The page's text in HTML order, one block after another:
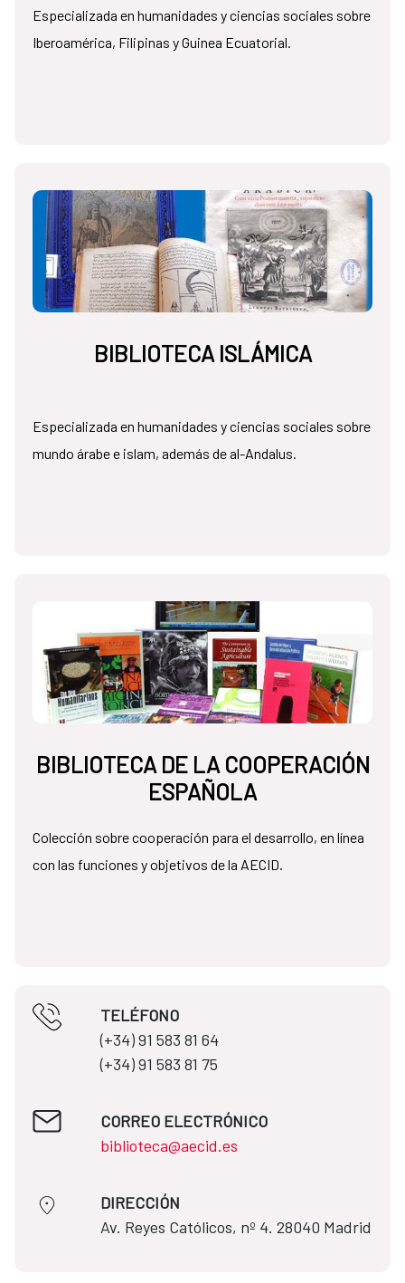
Especializada en humanidades y ciencias sociales sobre
Iberoamérica, Filipinas y Guinea Ecuatorial.
BIBLIOTECA ISLÁMICA
Especializada en humanidades y ciencias sociales sobre
mundo árabe e islam, además de al-Andalus.
BIBLIOTECA DE LA COOPERACIÓN
ESPAÑOLA
Colección sobre cooperación para el desarrollo, en línea
con las funciones y objetivos de la AECID.
TELÉFONO
(+34) 91 583 81 64​​
(+34) 91 583 81 75
CORREO ELECTRÓNICO
biblioteca@aecid.es
DIRECCIÓN
​​​​​​​Av. Reyes Católicos, nº 4. 28040 Madrid